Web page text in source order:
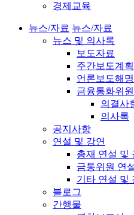
경제교육
뉴스/자료 뉴스/자료
뉴스 및 의사록
보도자료
주간보도계획
언론보도해
금융통화위
의결사
의사록
공지사항
연설 및 강연
총재 연설 및
금통위원 연
기타 연설 및
블로그
간행물